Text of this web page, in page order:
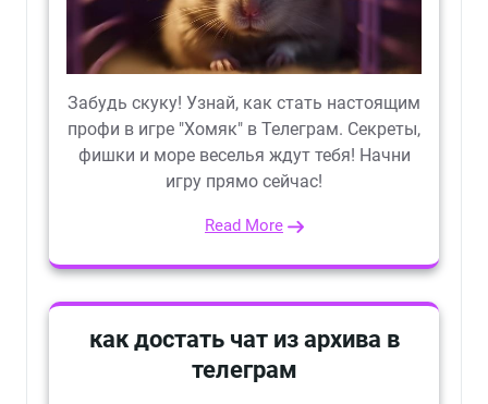
Забудь скуку! Узнай, как стать настоящим
профи в игре "Хомяк" в Телеграм. Секреты,
фишки и море веселья ждут тебя! Начни
игру прямо сейчас!
Read More
как достать чат из архива в
телеграм